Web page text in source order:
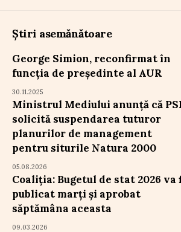
Știri asemănătoare
George Simion, reconfirmat în
funcția de președinte al AUR
30.11.2025
Ministrul Mediului anunță că
solicită suspendarea tuturor
planurilor de management
pentru siturile Natura 2000
05.08.2026
Coaliția: Bugetul de stat 2026 va
publicat marți și aprobat
săptămâna aceasta
09.03.2026